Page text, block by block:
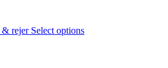
Select options